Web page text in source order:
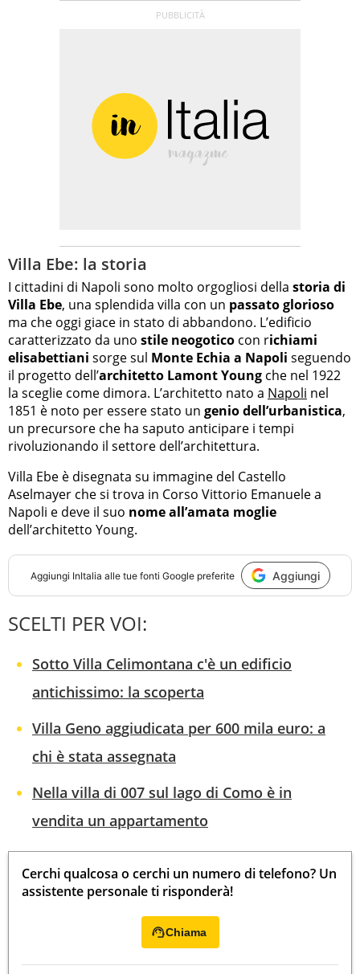
Villa Ebe: la storia
I cittadini di Napoli sono molto orgogliosi della storia di
Villa Ebe, una splendida villa con un passato glorioso
ma che oggi giace in stato di abbandono. L’edificio
caratterizzato da uno stile neogotico con richiami
elisabettiani sorge sul Monte Echia a Napoli seguendo
il progetto dell’architetto Lamont Young che nel 1922
la sceglie come dimora. L’architetto nato a Napoli nel
1851 è noto per essere stato un genio dell’urbanistica,
un precursore che ha saputo anticipare i tempi
rivoluzionando il settore dell’architettura.
Villa Ebe è disegnata su immagine del Castello
Aselmayer che si trova in Corso Vittorio Emanuele a
Napoli e deve il suo nome all’amata moglie
dell’architetto Young.
Aggiungi InItalia alle tue fonti Google preferite Aggiungi
SCELTI PER VOI:
Sotto Villa Celimontana c'è un edificio
antichissimo: la scoperta
Villa Geno aggiudicata per 600 mila euro: a
chi è stata assegnata
Nella villa di 007 sul lago di Como è in
vendita un appartamento
Cerchi qualcosa o cerchi un numero di telefono? Un
assistente personale ti risponderà!
Chiama